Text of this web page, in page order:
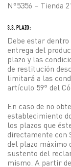
N°5356 – Tienda
3.3. PLAZO:
Debe estar
entrega del
plazo y las
de restitución
limitará a las
artículo 59° del
En caso de no
establecimiento
los plazos que
directamente con
del plazo máximo
sustento del
mismo. A partir